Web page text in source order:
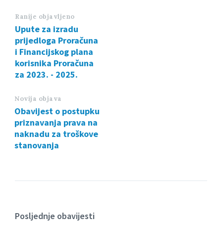
Ranije objavljeno
Upute za izradu
prijedloga Proračuna
i Financijskog plana
korisnika Proračuna
za 2023. - 2025.
Novija objava
Obavijest o postupku
priznavanja prava na
naknadu za troškove
stanovanja
Posljednje obavijesti